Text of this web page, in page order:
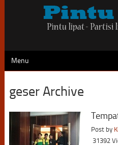
Menu
geser Archive
Post by
31392